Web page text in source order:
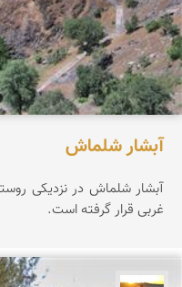
آبشار شلماش
آبشار شلماش در نزدیکی
غربی قرار گرفته است.